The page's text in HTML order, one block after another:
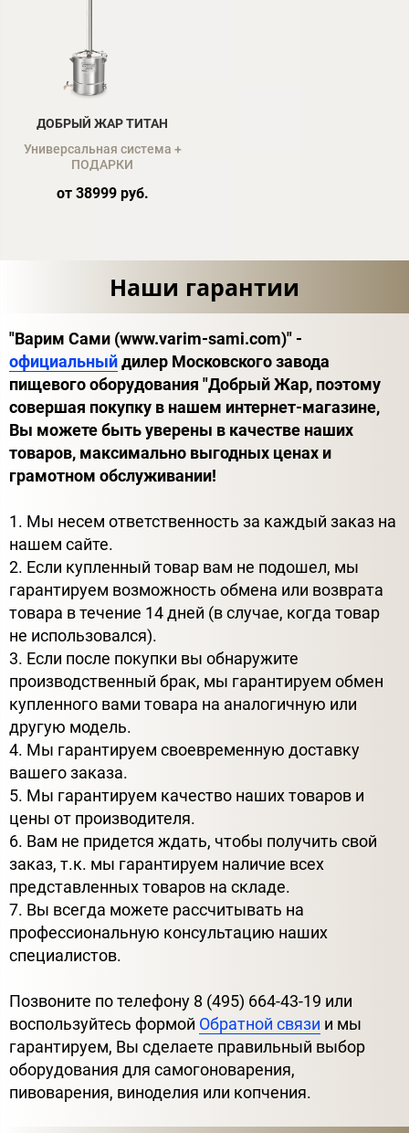
ДОБРЫЙ ЖАР ТИТАН
Универсальная система +
ПОДАРКИ
от 38999 руб.
Наши гарантии
"Варим Сами (www.varim-sami.com)" -
официальныйдилер Московского завода
пищевого оборудования "Добрый Жар, поэтому
совершая покупку в нашем интернет-магазине,
Вы можете быть уверены в качестве наших
товаров, максимально выгодных ценах и
грамотном обслуживании!
1. Мы несем ответственность за каждый заказ на
нашем сайте.
2. Если купленный товар вам не подошел, мы
гарантируем возможность обмена или возврата
товара в течение 14 дней (в случае, когда товар
не использовался).
3. Если после покупки вы обнаружите
производственный брак, мы гарантируем обмен
купленного вами товара на аналогичную или
другую модель.
4. Мы гарантируем своевременную доставку
вашего заказа.
5. Мы гарантируем качество наших товаров и
цены от производителя.
6. Вам не придется ждать, чтобы получить свой
заказ, т.к. мы гарантируем наличие всех
представленных товаров на складе.
7. Вы всегда можете рассчитывать на
профессиональную консультацию наших
специалистов.
Позвоните по телефону 8 (495) 664-43-19 или
воспользуйтесь формой Обратной связи и мы
гарантируем, Вы сделаете правильный выбор
оборудования для самогоноварения,
пивоварения, виноделия или копчения.